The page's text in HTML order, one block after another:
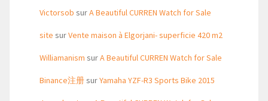
Victorsob surA Beautiful CURREN Watch for Sale
site surVente maison à Elgorjani- superficie 420 m2
Williamanism surA Beautiful CURREN Watch for Sale
Binance注册surYamaha YZF-R3 Sports Bike 2015